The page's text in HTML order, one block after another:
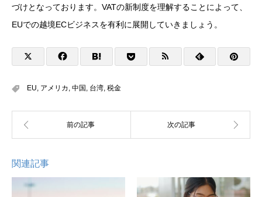
づけとなっております。VATの新制度を理解することによって、
EUでの越境ECビジネスを有利に展開していきましょう。
EU, アメリカ , 中国 , 台湾, 税金
関連記事